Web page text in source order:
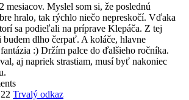
mesiacov. Myslel som si, že poslednú
hralo, tak rýchlo niečo nepreskočí. Vďaka
sa podieľali na príprave Klepáča. Z tej
budem dlho čerpať. A koláče, hlavne
:) Držím palce do ďalšieho ročníka.
aj napriek strastiam, musí byť nakoniec
Trvalý odkaz